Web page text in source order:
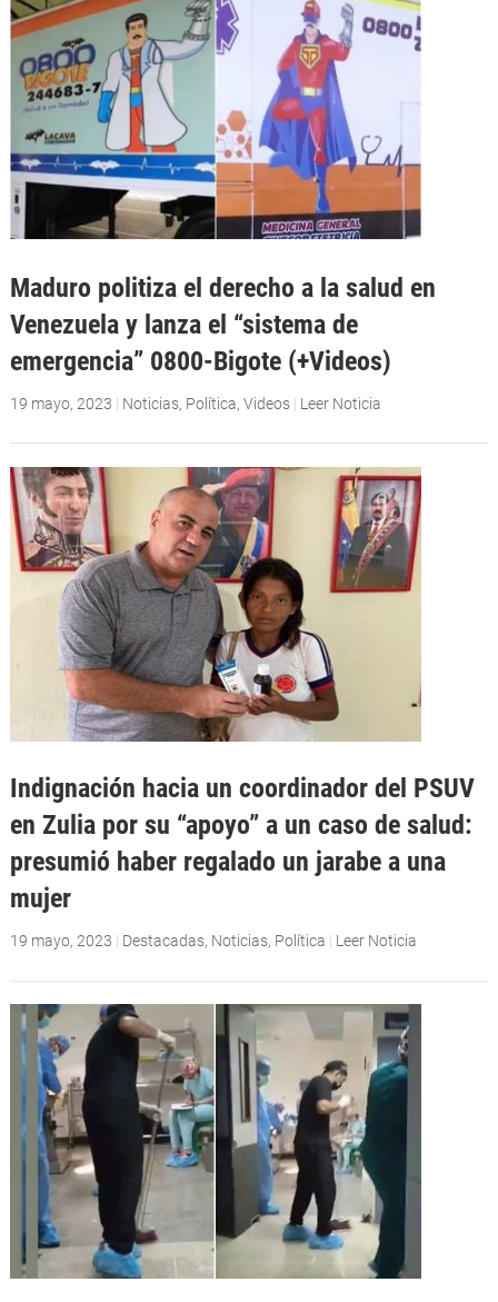
Maduro politiza el derecho a la salud en
Venezuela y lanza el “sistema de
emergencia” 0800-Bigote (+Videos)
19 mayo, 2023 | Noticias, Política, Videos | Leer Noticia
Indignación hacia un coordinador del PSUV
en Zulia por su “apoyo” a un caso de salud:
presumió haber regalado un jarabe a una
mujer
19 mayo, 2023 | Destacadas, Noticias, Política | Leer Noticia